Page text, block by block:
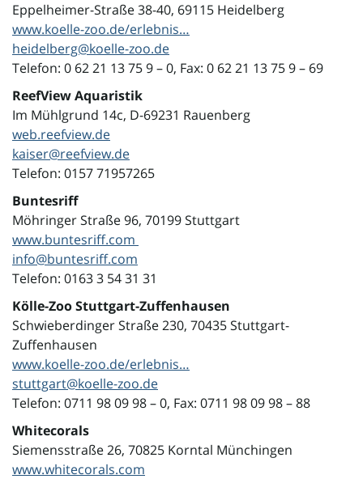
Eppelheimer-Straße 38-40, 69115 Heidelberg
www.koelle-zoo.de/erlebnis…
heidelberg@koelle-zoo.de
Telefon: 0 62 21 13 75 9 – 0, Fax: 0 62 21 13 75 9 – 69
ReefView Aquaristik
Im Mühlgrund 14c, D-69231 Rauenberg
web.reefview.de
kaiser@reefview.de
Telefon: 0157 71957265
Buntesriff
Möhringer Straße 96, 70199 Stuttgart
www.buntesriff.com
info@buntesriff.com
Telefon: 0163 3 54 31 31
Kölle-Zoo Stuttgart-Zuffenhausen
Schwieberdinger Straße 230, 70435 Stuttgart-
Zuffenhausen
www.koelle-zoo.de/erlebnis…
stuttgart@koelle-zoo.de
Telefon: 0711 98 09 98 – 0, Fax: 0711 98 09 98 – 88
Whitecorals
Siemensstraße 26, 70825 Korntal Münchingen
www.whitecorals.com